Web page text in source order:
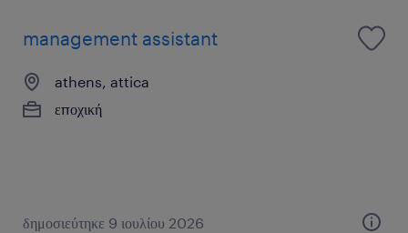
management assistant
athens, attica
εποχική
δημοσιεύτηκε 9 ιουλίου 2026